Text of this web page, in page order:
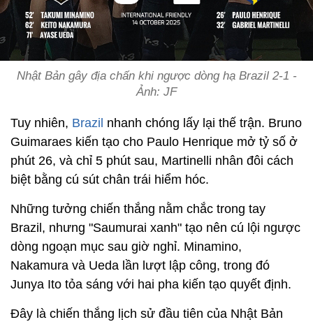
Nhật Bản gây địa chấn khi ngược dòng hạ Brazil 2-1 -
Ảnh: JF
Tuy nhiên, Brazil nhanh chóng lấy lại thế trận. Bruno
Guimaraes kiến tạo cho Paulo Henrique mở tỷ số ở
phút 26, và chỉ 5 phút sau, Martinelli nhân đôi cách
biệt bằng cú sút chân trái hiểm hóc.
Những tưởng chiến thắng nằm chắc trong tay
Brazil, nhưng "Saumurai xanh" tạo nên cú lội ngược
dòng ngoạn mục sau giờ nghỉ. Minamino,
Nakamura và Ueda lần lượt lập công, trong đó
Junya Ito tỏa sáng với hai pha kiến tạo quyết định.
Đây là chiến thắng lịch sử đầu tiên của Nhật Bản